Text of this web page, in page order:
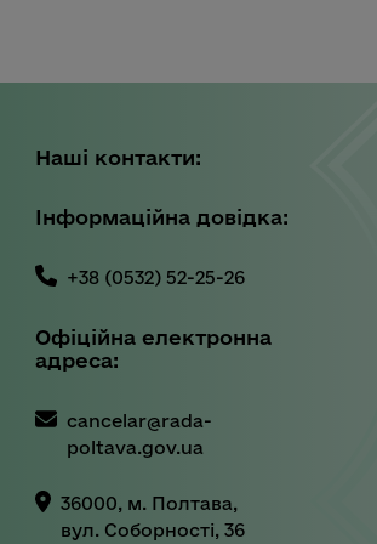
Наші контакти:
Інформаційна довідка:
+38 (0532) 52-25-26
Офіційна електронна
адреса:
cancelar@rada-
poltava.gov.ua
36000, м. Полтава,
вул. Соборності, 36